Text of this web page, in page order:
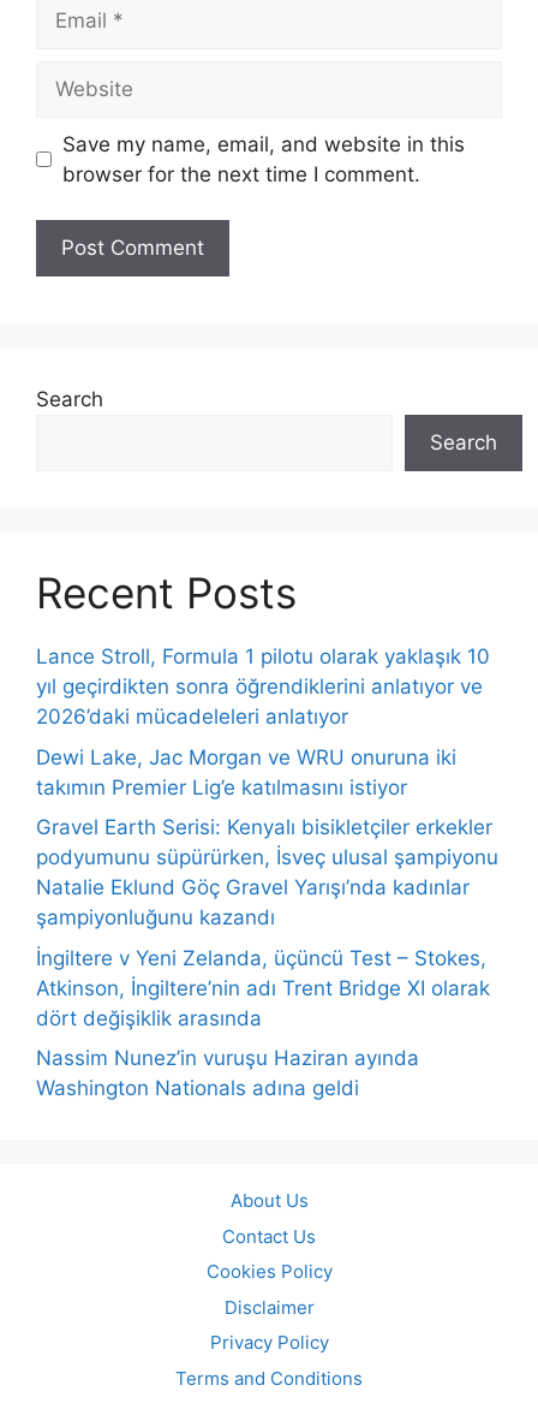
Save my name, email, and website in this
browser for the next time I comment.
Search
Search
Recent Posts
Lance Stroll, Formula 1 pilotu olarak yaklaşık 10
yıl geçirdikten sonra öğrendiklerini anlatıyor ve
2026’daki mücadeleleri anlatıyor
Dewi Lake, Jac Morgan ve WRU onuruna iki
takımın Premier Lig’e katılmasını istiyor
Gravel Earth Serisi: Kenyalı bisikletçiler erkekler
podyumunu süpürürken, İsveç ulusal şampiyonu
Natalie Eklund Göç Gravel Yarışı’nda kadınlar
şampiyonluğunu kazandı
İngiltere v Yeni Zelanda, üçüncü Test – Stokes,
Atkinson, İngiltere’nin adı Trent Bridge XI olarak
dört değişiklik arasında
Nassim Nunez’in vuruşu Haziran ayında
Washington Nationals adına geldi
About Us
Contact Us
Cookies Policy
Disclaimer
Privacy Policy
Terms and Conditions